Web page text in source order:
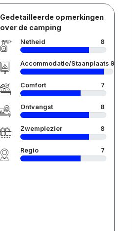
Gedetailleerde opmerkingen
over de camping
Netheid 8
Accommodatie/Staanplaats 9
Comfort 7
Ontvangst 8
Zwemplezier 8
Regio 7